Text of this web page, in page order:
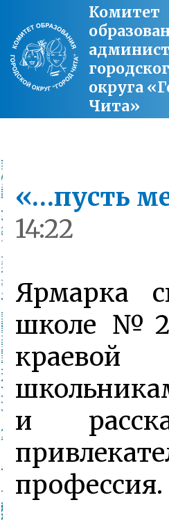
Комитет
округа
Чита»
«…пусть
14:22
Ярмарка
школе
краевой
и
профессия.